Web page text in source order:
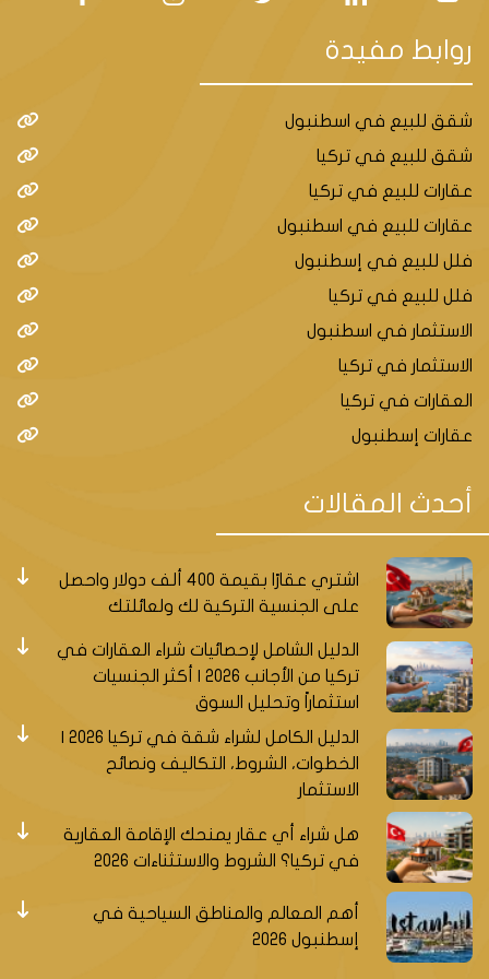
من نوع 1+2/1+1
/ 1+3 بالإضافة لوجود 22 محل تجارى تابع للمشروع .
لشقة 1+1
إنظر أيضا أفضل العقارات في اسطنبول
المشروع damas287
بارتفاع 25 طابق وبالاضافة الى 3 متاجر في الطبقة الارضية من
المشروع.
تبلغ مساحة الأرض 3000م2.
تبدأ الأسعار في هذا المشروع من 268000 دولار أمريكي
لشقة 1+1
طريقة الدفع نقدا
روابط مفيدة
شقق للبيع في اسطنبول
شقق للبيع في تركيا
عقارات للبيع في تركيا
عقارات للبيع في اسطنبول
فلل للبيع في إسطنبول
فلل للبيع في تركيا
الاستثمار في اسطنبول
الاستثمار في تركيا
العقارات في تركيا
عقارات إسطنبول
أحدث المقالات
اشتري عقارًا بقيمة 400 ألف دولار واحصل
على الجنسية التركية لك ولعائلتك
الدليل الشامل لإحصائيات شراء العقارات في
تركيا من الأجانب 2026 | أكثر الجنسيات
استثماراً وتحليل السوق
الخطوات، الشروط، التكاليف ونصائح
الاستثمار
هل شراء أي عقار يمنحك الإقامة العقارية
في تركيا؟ الشروط والاستثناءات 2026
أهم المعالم والمناطق السياحية في
إسطنبول 2026